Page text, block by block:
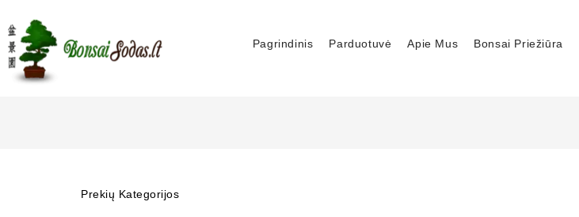
Pagrindinis Parduotuvė Apie Mus Bonsai Priežiūra
Prekių Kategorijos